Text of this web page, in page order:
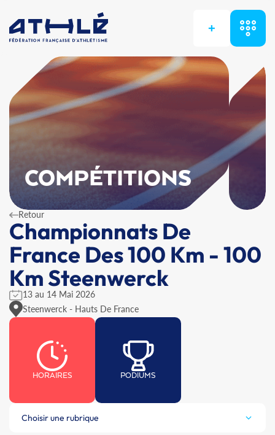
+
COMPÉTITIONS
Retour
Championnats De
France Des 100 Km - 100
Km Steenwerck
13 au 14 Mai 2026
Steenwerck - Hauts De France
HORAIRES PODIUMS
Choisir une rubrique